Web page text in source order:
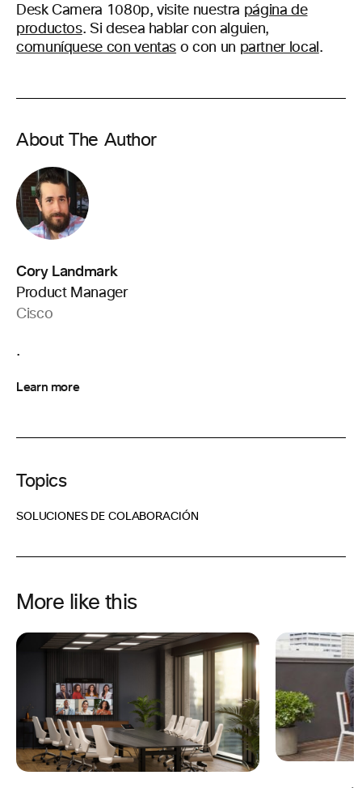
Desk Camera 1080p, visite nuestra página de
productos. Si desea hablar con alguien,
comuníquese con ventas o con un partner local .
About The Author
Cory Landmark
Product Manager
Cisco
.
Learn more
Topics
SOLUCIONES DE COLABORACIÓN
More like this